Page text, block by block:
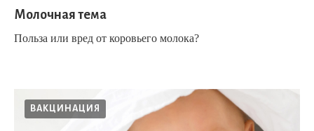
Молочная тема
Польза или вред от коровьего молока?
ВАКЦИНАЦИЯ